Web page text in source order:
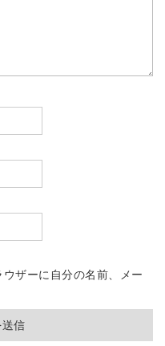
ザーに自分の名前、メー